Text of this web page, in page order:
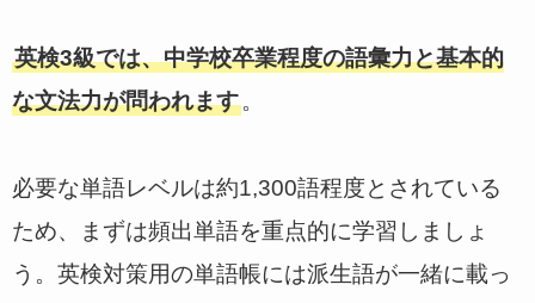
英検3級では、中学校卒業程度の語彙力と基本的
な文法力が問われます。
必要な単語レベルは約1,300語程度とされている
ため、まずは頻出単語を重点的に学習しましょ
う。英検対策用の単語帳には派生語が一緒に載っ